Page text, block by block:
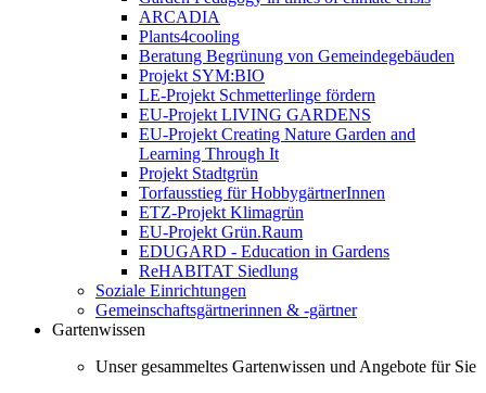
ARCADIA
Plants4cooling
Beratung Begrünung von Gemeindegebäuden
Projekt SYM:BIO
LE-Projekt Schmetterlinge fördern
EU-Projekt LIVING GARDENS
EU-Projekt Creating Nature Garden and
Learning Through It
Projekt Stadtgrün
Torfausstieg für HobbygärtnerInnen
ETZ-Projekt Klimagrün
EU-Projekt Grün.Raum
EDUGARD - Education in Gardens
ReHABITAT Siedlung
Soziale Einrichtungen
Gemeinschaftsgärtnerinnen & -gärtner
Gartenwissen
Unser gesammeltes Gartenwissen und Angebote für Sie